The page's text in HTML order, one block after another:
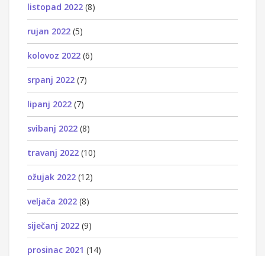
listopad 2022 (8)
rujan 2022 (5)
kolovoz 2022 (6)
srpanj 2022 (7)
lipanj 2022 (7)
svibanj 2022 (8)
travanj 2022 (10)
ožujak 2022 (12)
veljača 2022 (8)
siječanj 2022 (9)
prosinac 2021 (14)